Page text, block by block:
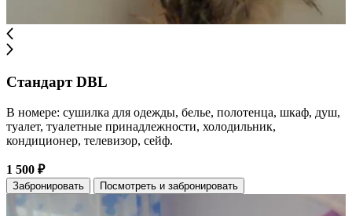
Стандарт DBL
В номере: сушилка для одежды, белье, полотенца, шкаф, душ,
туалет, туалетные принадлежности, холодильник,
кондиционер, телевизор, сейф.
1 500 ₽
Забронировать Посмотреть и забронировать